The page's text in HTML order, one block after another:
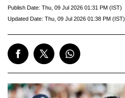
Publish Date: Thu, 09 Jul 2026 01:31 PM (IST)
Updated Date: Thu, 09 Jul 2026 01:38 PM (IST)